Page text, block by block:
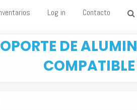
Log in Contacto
DE